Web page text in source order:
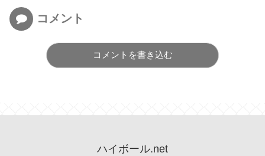
コメント
コメントを書き込む
ハイボール.net